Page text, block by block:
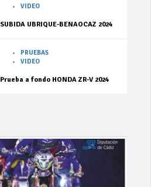
VIDEO
SUBIDA UBRIQUE-BENAOCAZ 2024
PRUEBAS
VIDEO
Prueba a fondo HONDA ZR-V 2024